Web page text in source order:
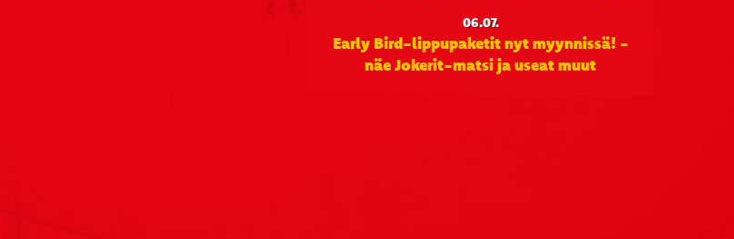
06.07.
Early Bird-lippupaketit nyt myynnissä! -
näe Jokerit-matsi ja useat muut